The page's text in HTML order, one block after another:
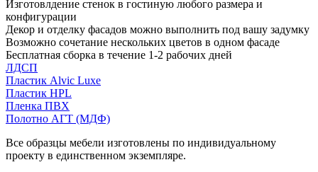
Изготовлдение стенок в гостиную любого размера и
конфигурации
Декор и отделку фасадов можно выполнить под вашу задумку
Возможно сочетание нескольких цветов в одном фасаде
Бесплатная сборка в течение 1-2 рабочих дней
ЛДСП
Пластик Alvic Luxe
Пластик HPL
Пленка ПВХ
Полотно АГТ (МДФ)
Все образцы мебели изготовлены по индивидуальному
проекту в единственном экземпляре.